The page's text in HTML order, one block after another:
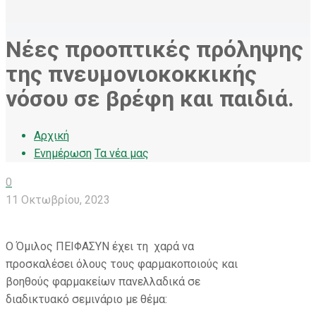
Nέες προοπτικές πρόληψης
της πνευμονιοκοκκικής
νόσου σε βρέφη και παιδιά.
Αρχική
Ενημέρωση Τα νέα μας
0
11 Οκτωβρίου, 2023
Ο Όμιλος ΠΕΙΦΑΣΥΝ έχει τη χαρά να
προσκαλέσει όλους τους φαρμακοποιούς και
βοηθούς φαρμακείων πανελλαδικά σε
διαδικτυακό σεμινάριο με θέμα: